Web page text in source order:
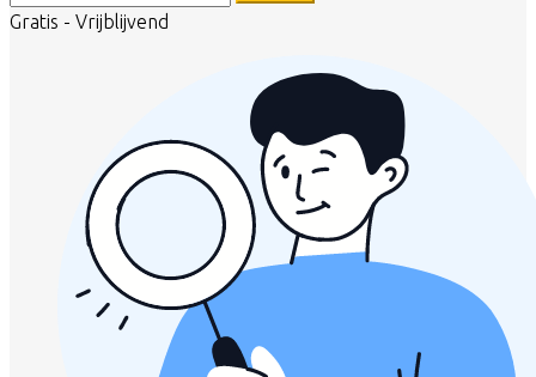
Gratis - Vrijblijvend